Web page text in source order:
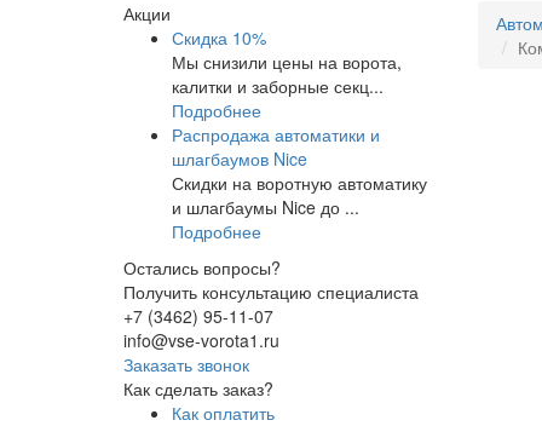
Акции
Скидка 10%
Мы снизили цены на ворота,
калитки и заборные секц...
Подробнее
Распродажа автоматики и
шлагбаумов Nice
Скидки на воротную автоматику
и шлагбаумы Nice до ...
Подробнее
Остались вопросы?
Получить консультацию специалиста
+7 (3462) 95-11-07
info@vse-vorota1.ru
Заказать звонок
Как сделать заказ?
Как оплатить